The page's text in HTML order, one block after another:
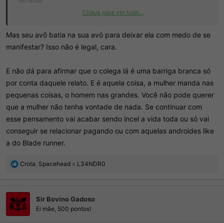
muito menos dos filhos e netos, o lar era respeito máximo, mas hoje
não tem mais homem e mulher pra aceitar esse sistema que
Se minha vó falasse qualquer coisa seria ignorada até a morte,
então nem tentava o velho simplesmente tinha total controle sobre
o lar
Clique para ver tudo...
Mas seu avô batia na sua avó para deixar ela com medo de se
manifestar? Isso não é legal, cara.
E não dá para afirmar que o colega lá é uma barriga branca só
por conta daquele relato. E é aquela coisa, a mulher manda nas
pequenas coisas, o homem nas grandes. Você não pode querer
que a mulher não tenha vontade de nada. Se continuar com
esse pensamento vai acabar sendo incel a vida toda ou só vai
conseguir se relacionar pagando ou com aquelas androides like
a do Blade runner.
R
ç
õ
e
s
Crota, Spacehead e L34NDR0
Sir Bovino Gadoso
Ei mãe, 500 pontos!